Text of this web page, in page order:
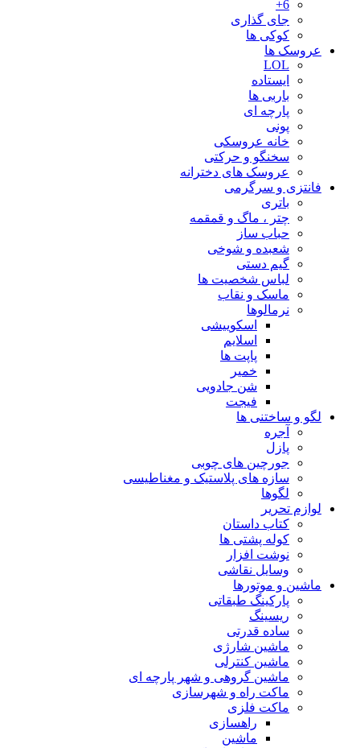
6+
جای گذاری
کوکی ها
عروسک ها
LOL
ایستاده
باربی ها
پارچه ای
پونی
خانه عروسکی
سخنگو و حرکتی
عروسک های دخترانه
فانتزی و سرگرمی
باتری
چتر ، ماگ و قمقمه
حباب ساز
شعبده و شوخی
گیم دستی
لباس شخصیت ها
ماسک و نقاب
نرمالوها
اسکوییشی
اسلایم
پاپت ها
خمیر
شن جادویی
فیجت
لگو و ساختنی ها
آجره
پازل
جورچین های چوبی
سازه های پلاستیک و مغناطیسی
لگوها
لوازم تحریر
کتاب داستان
کوله پشتی ها
نوشت افزار
وسایل نقاشی
ماشین و موتورها
پارکینگ طبقاتی
ریسینگ
ساده قدرتی
ماشین شارژی
ماشین کنترلی
ماشین گروهی و شهر پارچه ای
ماکت راه و شهرسازی
ماکت فلزی
راهسازی
ماشین